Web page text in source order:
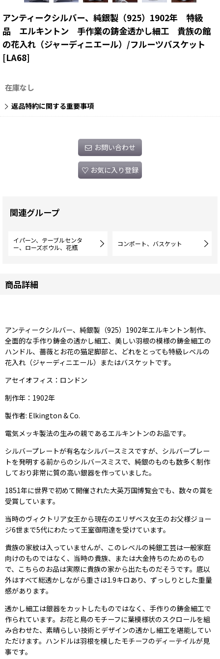
アンティークシルバー、純銀製（925）1902年 特級
品 エルキントン 手作業の鋳金透かし細工 貴族の館
の花入れ（ジャーディニエール）/フルーツバスケット
[LA68]
在庫なし
返品特約に関する重要事項
お問い合わせ
お気に入り登録
関連グループ
イパーン、テーブルセンタ
ー、ローズボウル、花瓶
コンポート、バスケット
商品詳細
アンティークシルバー、純銀製（925）1902年エルキントン制作、
全面的な手作り鋳金の透かし細工、美しい羽根の模様の鋳金細工の
ハンドル、薔薇とお花の猫足脚部と、どれをとっても特級レベルの
花入れ（ジャーディニエール）またはバスケットです。
アセイオフィス：ロンドン
制作年：1902年
製作者: Elkington & Co.
電気メッキ製法の生みの親であるエルキントンのお品です。
シルバープレートが有名なシルバースミスですが、シルバープレー
トを発明する前からのシルバースミスで、純銀のものも数多く制作
しており非常に質の高い銀器を作っていました。
1851年に世界で初めて開催された大英万国博覧会でも、数々の賞を
受賞しています。
当時のヴィクトリア女王から現在のエリザベス女王のお父様ジョー
ジ6世まで5代にわたって王室御用達を受けています。
貴族の家紋は入っていませんが、このレベルの純銀工芸は一般家庭
向けのものではなく、当時の貴族、または大金持ちのためのもの
で、こちらのお品は実際に貴族の家から出たものだそうです。底以
外はすべて総透かしながら重さは1.9キロあり、ずっしりとした重量
感があります。
透かし細工は銀器をカットしたものではなく、手作りの鋳金細工で
作られています。お花と鳥のモチーフに葉模様状のスクロールを組
み合わせた、素晴らしい技術とデザインの透かし細工を堪能してい
ただけます。ハンドルは羽根を模したモチーフのディーテイルが見
事です。